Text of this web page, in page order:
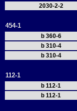
2030-2-2
454-1
b 360-6
b 310-4
b 310-4
112-1
b 112-1
b 112-1